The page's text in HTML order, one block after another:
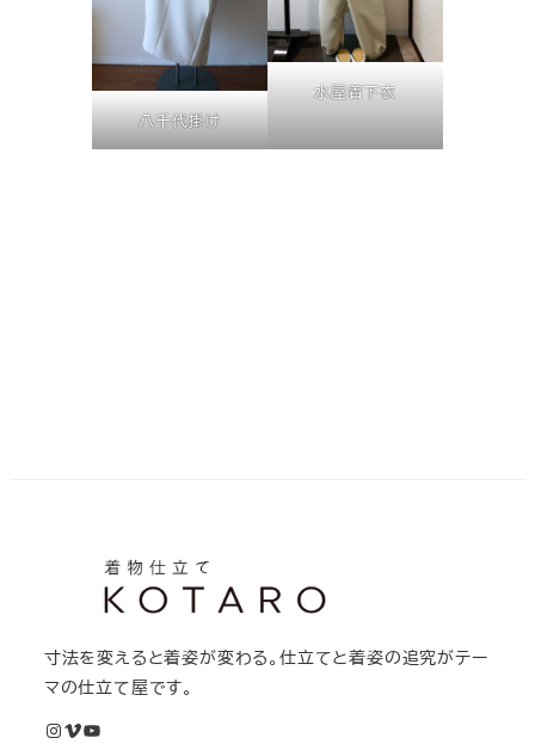
八千代掛け
水屋着下衣
寸法を変えると着姿が変わる。仕立てと着姿の追究がテー
マの仕立て屋です。
InstagramVimeo YouTube